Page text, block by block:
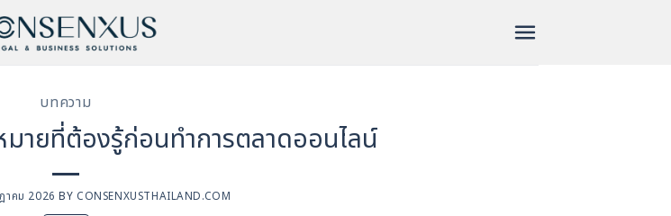
บทความ
มายที่ต้องรู้ก่อนทำการตลาดออนไลน์
าคม 2026 BY CONSENXUSTHAILAND.COM